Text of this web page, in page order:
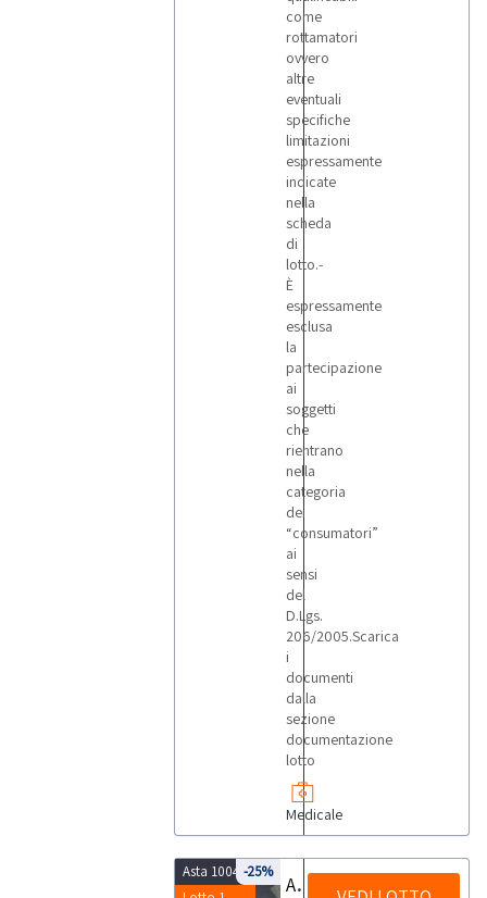
come
rottamatori
ovvero
altre
eventuali
specifiche
limitazioni
espressamente
indicate
nella
scheda
di
lotto.-
È
espressamente
esclusa
la
partecipazione
ai
soggetti
che
rientrano
nella
categoria
dei
“consumatori”
ai
sensi
del
D.Lgs.
206/2005.Scarica
i
documenti
dalla
sezione
documentazione
lotto
Medicale
Asta 10044-25%
Apparecchiatura per TAC Siemens